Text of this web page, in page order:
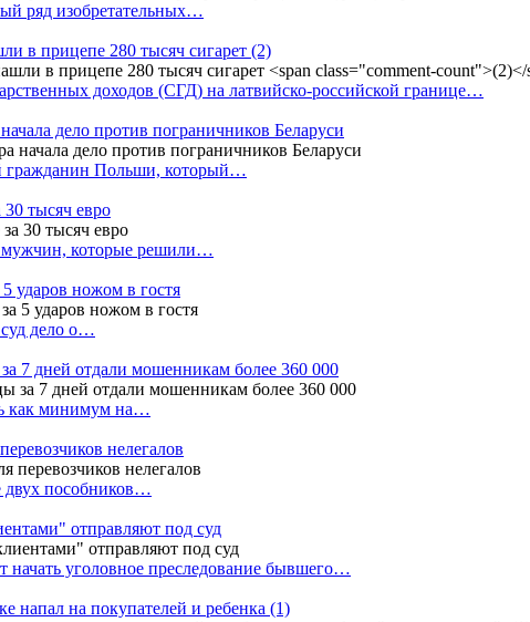
ряд изобретательных…
в прицепе 280 тысяч сигарет (2)
доходов (СГД) на латвийско-российской границе…
дело против пограничников Беларуси
гражданин Польши, который…
тысяч евро
мужчин, которые решили…
ударов ножом в гостя
суд дело о…
7 дней отдали мошенникам более 360 000
как минимум на…
нелегалов
двух пособников…
отправляют под суд
начать уголовное преследование бывшего…
напал на покупателей и ребенка (1)